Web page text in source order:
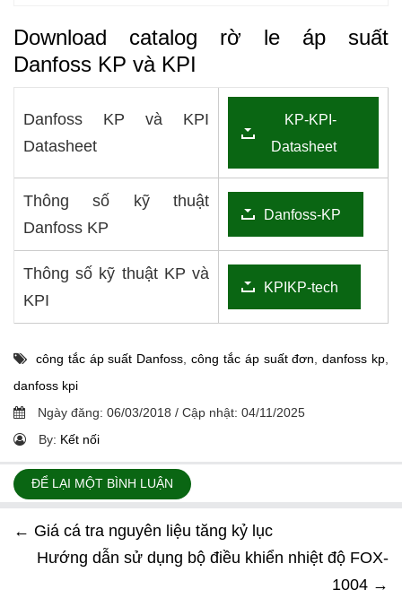
Download catalog rờ le áp suất
Danfoss KP và KPI
Danfoss KP và KPI
Datasheet
KP-KPI-
Datasheet
Thông số kỹ thuật
Danfoss KP
Danfoss-KP
Thông số kỹ thuật KP và
KPI
KPIKP-tech
công tắc áp suất Danfoss,công tắc áp suất đơn,danfoss kp,
danfoss kpi
Ngày đăng: 06/03/2018 / Cập nhật: 04/11/2025
By: Kết nối
ĐỂ LẠI MỘT BÌNH LUẬN
← Giá cá tra nguyên liệu tăng kỷ lục
Hướng dẫn sử dụng bộ điều khiển nhiệt độ FOX-
1004 →